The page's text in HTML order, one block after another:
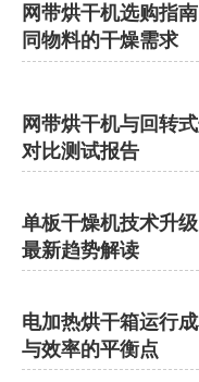
网带烘干机选购指
同物料的干燥需求
网带烘干机与回转
对比测试报告
单板干燥机技术升
最新趋势解读
电加热烘干箱运行
与效率的平衡点